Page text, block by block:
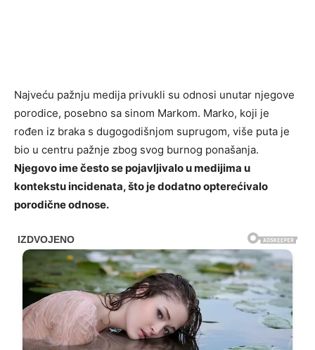
Najveću pažnju medija privukli su odnosi unutar njegove
porodice, posebno sa sinom Markom. Marko, koji je
rođen iz braka s dugogodišnjom suprugom, više puta je
bio u centru pažnje zbog svog burnog ponašanja.
Njegovo ime često se pojavljivalo u medijima u
kontekstu incidenata, što je dodatno opterećivalo
porodične odnose.